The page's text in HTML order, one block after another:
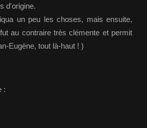
d'origine.
un peu les choses, mais ensuite,
au contraire très clémente et permit
Eugène, tout là-haut ! )
: